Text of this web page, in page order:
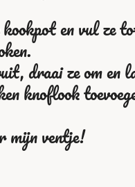
en vul ze
draai ze om en
knoflook
mijn ventje!